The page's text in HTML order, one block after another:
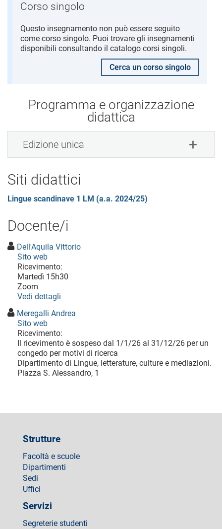
Corso singolo
Questo insegnamento non può essere seguito
come corso singolo. Puoi trovare gli insegnamenti
disponibili consultando il catalogo corsi singoli.
Cerca un corso singolo
Programma e organizzazione
didattica
Edizione unica
Siti didattici
Lingue scandinave 1 LM (a.a. 2024/25)
Docente/i
Dell'Aquila Vittorio
Sito web
Ricevimento:
Martedì 15h30
Zoom
Vedi dettagli
Meregalli Andrea
Sito web
Ricevimento:
Il ricevimento è sospeso dal 1/1/26 al 31/12/26 per un
congedo per motivi di ricerca
Dipartimento di Lingue, letterature, culture e mediazioni.
Piazza S. Alessandro, 1
Strutture
Facoltà e scuole
Dipartimenti
Sedi
Uffici
Servizi
Segreterie studenti